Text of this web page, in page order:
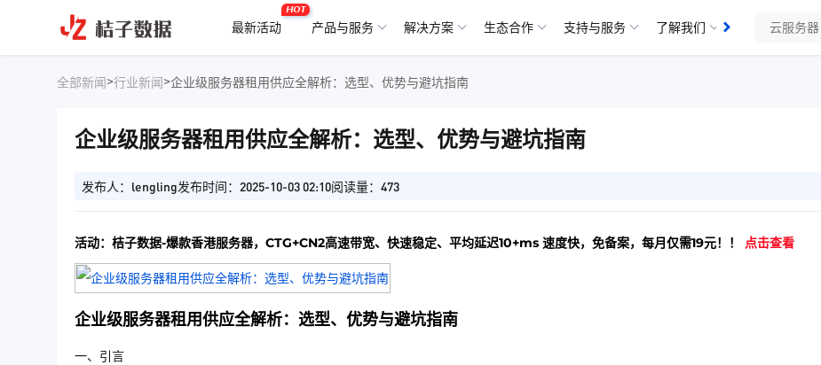
最新活动
HOT
产品与服务 解决方案 生态合作 支持与服务 了解我们
知识库
全部新闻>行业新闻>企业级服务器租用供应全解析：选型、优势与避坑指南
企业级服务器租用供应全解析：选型、优势与避坑指南
发布人：lengling发布时间：2025-10-03 02:10阅读量：473
活动：桔子数据-爆款香港服务器，CTG+CN2高速带宽、快速稳定、平均延迟10+ms 速度快，免备案，每月仅需19元！！ 点击查看
企业级服务器租用供应全解析：选型、优势与避坑指南
一、引言